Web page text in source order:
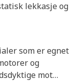
lekkasje og
og
mot